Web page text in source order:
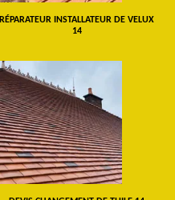
RÉPARATEUR INSTALLATEUR DE VELUX
14